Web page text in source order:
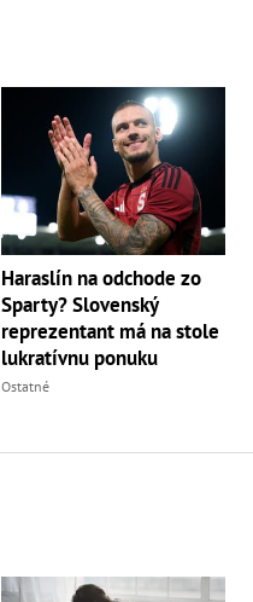
Haraslín na odchode zo
Sparty? Slovenský
reprezentant má na stole
lukratívnu ponuku
Ostatné